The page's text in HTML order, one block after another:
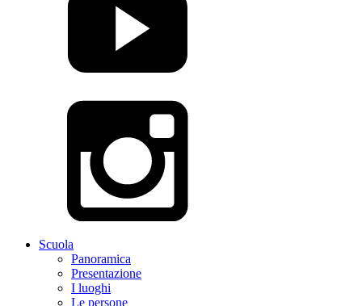
Scuola
Panoramica
Presentazione
I luoghi
Le persone